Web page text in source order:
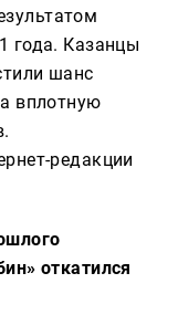
года. Казанцы
шанс
вплотную
редакции
откатился